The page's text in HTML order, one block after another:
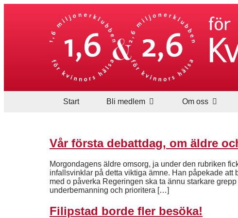
Start Bli medlem Om oss
Vår första debattdag, om äldre
Morgondagens äldre omsorg, ja under den rubriken
infallsvinklar på detta viktiga ämne. Han påpekade att
med o påverka Regeringen ska ta ännu starkare
underbemanning och prioritera […]
Filipstad borde fler besöka!